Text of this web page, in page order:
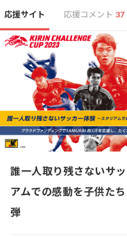
応援サイト 応援コメント 37
誰一人取り残さないサ
アムでの感動を子供た
弾